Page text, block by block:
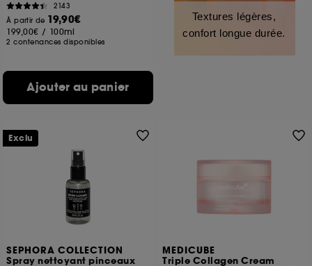
2143
À partir de 19,90€
199,00€ / 100ml
2 contenances disponibles
Ajouter au panier
Textures légères,
confort longue durée.
SEPHORA COLLECTION
Spray nettoyant pinceaux
Exclu
MEDICUBE
Triple Collagen Cream